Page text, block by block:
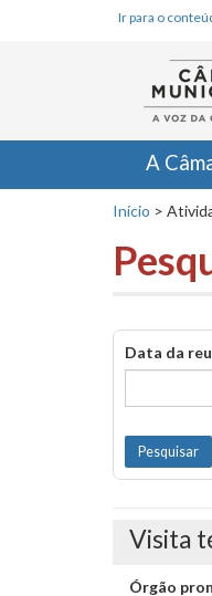
Ir para o
A
Início >
Data da
Visita
Órgão